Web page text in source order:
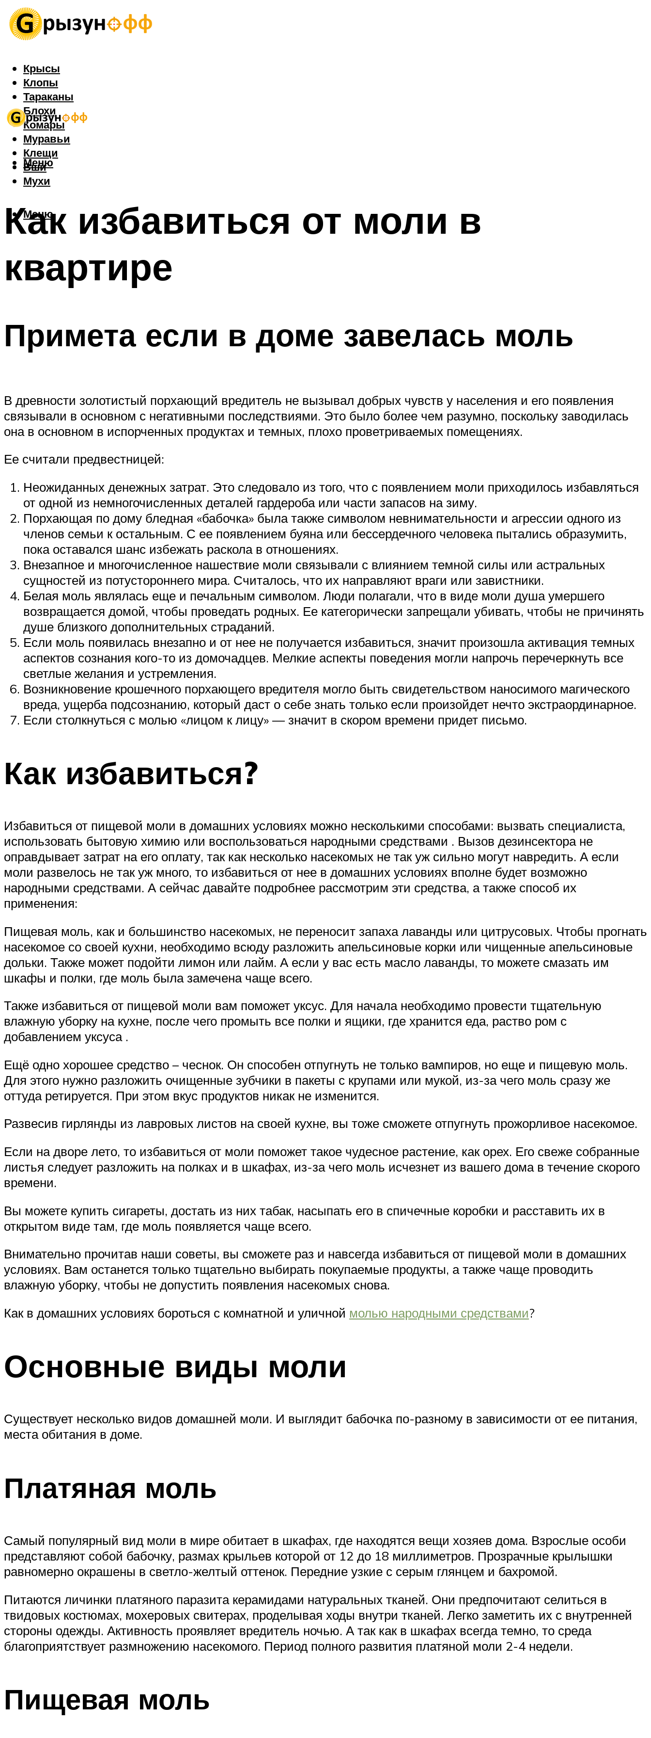
Крысы
Клопы
Тараканы
Блохи
Комары
Муравьи
Клещи
Вши
Мухи
Меню
Меню
Как избавиться от моли в
квартире
Примета если в доме завелась моль
В древности золотистый порхающий вредитель не вызывал добрых чувств у населения и его появления
связывали в основном с негативными последствиями. Это было более чем разумно, поскольку заводилась
она в основном в испорченных продуктах и темных, плохо проветриваемых помещениях.
Ее считали предвестницей:
Неожиданных денежных затрат. Это следовало из того, что с появлением моли приходилось избавляться
от одной из немногочисленных деталей гардероба или части запасов на зиму.
Порхающая по дому бледная «бабочка» была также символом невнимательности и агрессии одного из
членов семьи к остальным. С ее появлением буяна или бессердечного человека пытались образумить,
пока оставался шанс избежать раскола в отношениях.
Внезапное и многочисленное нашествие моли связывали с влиянием темной силы или астральных
сущностей из потустороннего мира. Считалось, что их направляют враги или завистники.
Белая моль являлась еще и печальным символом. Люди полагали, что в виде моли душа умершего
возвращается домой, чтобы проведать родных. Ее категорически запрещали убивать, чтобы не причинять
душе близкого дополнительных страданий.
Если моль появилась внезапно и от нее не получается избавиться, значит произошла активация темных
аспектов сознания кого-то из домочадцев. Мелкие аспекты поведения могли напрочь перечеркнуть все
светлые желания и устремления.
Возникновение крошечного порхающего вредителя могло быть свидетельством наносимого магического
вреда, ущерба подсознанию, который даст о себе знать только если произойдет нечто экстраординарное.
Если столкнуться с молью «лицом к лицу» — значит в скором времени придет письмо.
Как избавиться?
Избавиться от пищевой моли в домашних условиях можно несколькими способами: вызвать специалиста,
использовать бытовую химию или воспользоваться народными средствами . Вызов дезинсектора не
оправдывает затрат на его оплату, так как несколько насекомых не так уж сильно могут навредить. А если
моли развелось не так уж много, то избавиться от нее в домашних условиях вполне будет возможно
народными средствами. А сейчас давайте подробнее рассмотрим эти средства, а также способ их
применения:
Пищевая моль, как и большинство насекомых, не переносит запаха лаванды или цитрусовых. Чтобы прогнать
насекомое со своей кухни, необходимо всюду разложить апельсиновые корки или чищенные апельсиновые
дольки. Также может подойти лимон или лайм. А если у вас есть масло лаванды, то можете смазать им
шкафы и полки, где моль была замечена чаще всего.
Также избавиться от пищевой моли вам поможет уксус. Для начала необходимо провести тщательную
влажную уборку на кухне, после чего промыть все полки и ящики, где хранится еда, раство ром с
добавлением уксуса .
Ещё одно хорошее средство – чеснок. Он способен отпугнуть не только вампиров, но еще и пищевую моль.
Для этого нужно разложить очищенные зубчики в пакеты с крупами или мукой, из-за чего моль сразу же
оттуда ретируется. При этом вкус продуктов никак не изменится.
Развесив гирлянды из лавровых листов на своей кухне, вы тоже сможете отпугнуть прожорливое насекомое.
Если на дворе лето, то избавиться от моли поможет такое чудесное растение, как орех. Его свеже собранные
листья следует разложить на полках и в шкафах, из-за чего моль исчезнет из вашего дома в течение скорого
времени.
Вы можете купить сигареты, достать из них табак, насыпать его в спичечные коробки и расставить их в
открытом виде там, где моль появляется чаще всего.
Внимательно прочитав наши советы, вы сможете раз и навсегда избавиться от пищевой моли в домашних
условиях. Вам останется только тщательно выбирать покупаемые продукты, а также чаще проводить
влажную уборку, чтобы не допустить появления насекомых снова.
Как в домашних условиях бороться с комнатной и уличной молью народными средствами?
Основные виды моли
Существует несколько видов домашней моли. И выглядит бабочка по-разному в зависимости от ее питания,
места обитания в доме.
Платяная моль
Самый популярный вид моли в мире обитает в шкафах, где находятся вещи хозяев дома. Взрослые особи
представляют собой бабочку, размах крыльев которой от 12 до 18 миллиметров. Прозрачные крылышки
равномерно окрашены в светло-желтый оттенок. Передние узкие с серым глянцем и бахромой.
Питаются личинки платяного паразита керамидами натуральных тканей. Они предпочитают селиться в
твидовых костюмах, мохеровых свитерах, проделывая ходы внутри тканей. Легко заметить их с внутренней
стороны одежды. Активность проявляет вредитель ночью. А так как в шкафах всегда темно, то среда
благоприятствует размножению насекомого. Период полного развития платяной моли 2-4 недели.
Пищевая моль